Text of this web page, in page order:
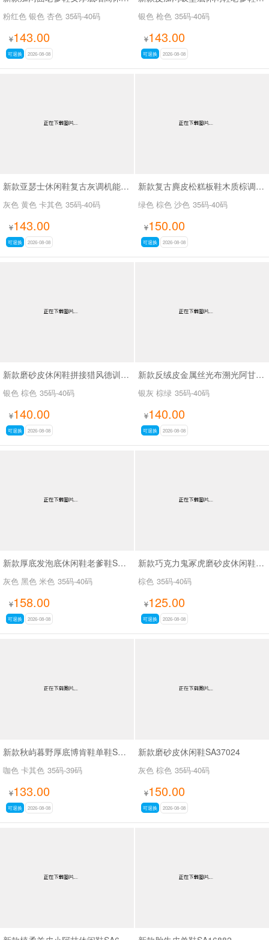
粉红色 银色 杏色 35码-40码
¥143.00
可退换 2026-08-08
银色 枪色 35码-40码
¥143.00
可退换 2026-08-08
新款亚瑟士休闲鞋复古灰调机能老爹鞋SA17022-1
灰色 黄色 卡其色 35码-40码
¥143.00
可退换 2026-08-08
新款复古麂皮松糕板鞋木质棕调秋磨砂皮休闲鞋SA2111
绿色 棕色 沙色 35码-40码
¥150.00
可退换 2026-08-08
新款磨砂皮休闲鞋拼接猎风德训鞋SA9291
银色 棕色 35码-40码
¥140.00
可退换 2026-08-08
新款反绒皮金属丝光布溯光阿甘休闲鞋SA9288
银灰 棕绿 35码-40码
¥140.00
可退换 2026-08-08
新款厚底发泡底休闲鞋老爹鞋SA629-1
灰色 黑色 米色 35码-40码
¥158.00
可退换 2026-08-08
新款巧克力鬼冢虎磨砂皮休闲鞋SA9208
棕色 35码-40码
¥125.00
可退换 2026-08-08
新款秋屿暮野厚底博肯鞋单鞋SA70767
咖色 卡其色 35码-39码
¥133.00
可退换 2026-08-08
新款磨砂皮休闲鞋SA37024
灰色 棕色 35码-40码
¥150.00
可退换 2026-08-08